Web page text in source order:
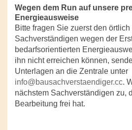
Wegen dem Run auf unsere
Energieausweise
Bitte fragen Sie zuerst den
Sachverständigen wegen der
bedarfsorientierten
ihn nicht erreichen können,
Unterlagen an die Zentrale unter
info@bausachverstaendiger.cc.
nächstem Sachverständigen zu,
Bearbeitung frei hat.